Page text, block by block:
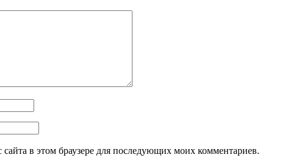
в этом браузере для последующих моих комментариев.